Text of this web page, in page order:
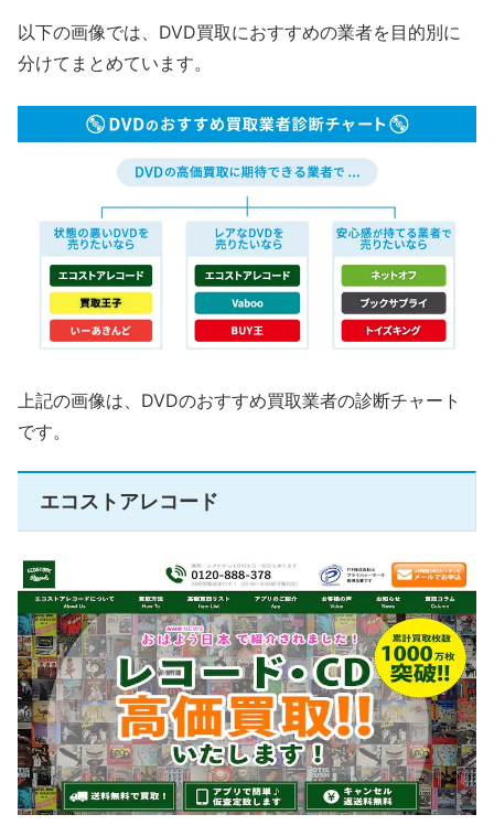
以下の画像では、DVD買取におすすめの業者を目的別に
分けてまとめています。
上記の画像は、DVDのおすすめ買取業者の診断チャート
です。
エコストアレコード